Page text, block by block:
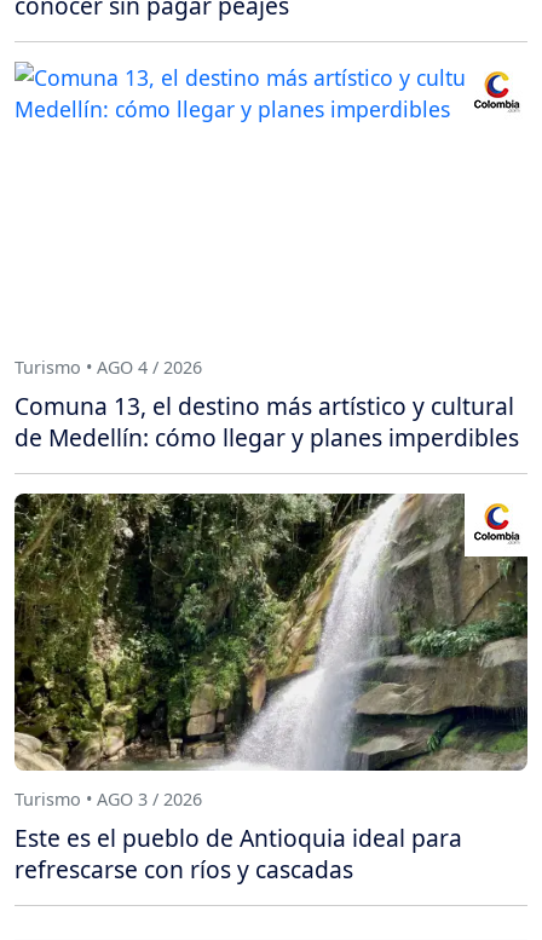
Turismo • AGO 4 / 2026
Comuna 13, el destino más artístico y cultural
de Medellín: cómo llegar y planes imperdibles
Turismo • AGO 3 / 2026
Este es el pueblo de Antioquia ideal para
refrescarse con ríos y cascadas